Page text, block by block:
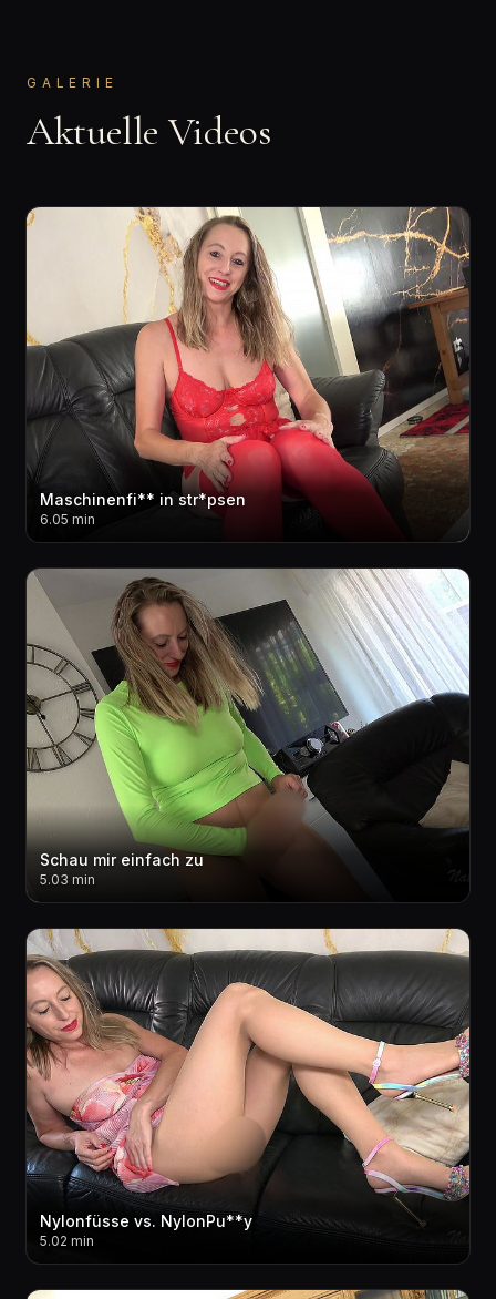
GALERIE
Aktuelle Videos
Maschinenfi** in str*psen
6.05 min
Schau mir einfach zu
5.03 min
Nylonfüsse vs. NylonPu**y
5.02 min